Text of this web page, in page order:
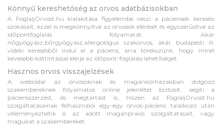
Könnyű kereshetőség az orvos adatbázisokban
A FoglaljOrvost.hu kialakítása figyelembe veszi a páciensek keresési
szokásait, ezzel is megkönnyítve az orvosok elérését és egyszerűsítve az
időpontfoglalás folyamatát. Akár
nőgyógyász,bőrgyógyász,allergológus szakorvos, akár budapesti ill.
vidéki keresésből indul el a páciens, arra törekszünk, hogy minél
kevesebb kattintással elérje az időpont-foglalási lehetőséget.
Hasznos orvos visszajelzések
A weboldal az orvosoknak és magánkórházakban dolgozó
szakembereknek folyamatos online jelenlétet biztosít, segíti a
páciensszerzést, és megtartást is, hiszen az FoglaljOrvost.hu
szolgáltatásainak felhasználói egy-egy orvos-páciens találkozó után
véleményezhetik is az adott magánpraxis szolgáltatásait, vagy
magukat a szakembereket.